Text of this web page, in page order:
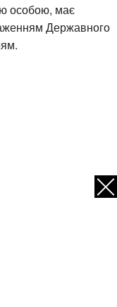
особою, має
Державного